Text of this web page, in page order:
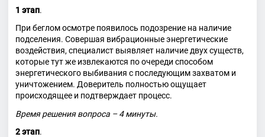
1 этап.
При беглом осмотре появилось подозрение на наличие
подселения. Совершая вибрационные энергетические
воздействия, специалист выявляет наличие двух существ,
которые тут же извлекаются по очереди способом
энергетического выбивания с последующим захватом и
уничтожением. Доверитель полностью ощущает
происходящее и подтверждает процесс.
Время решения вопроса – 4 минуты.
2 этап.